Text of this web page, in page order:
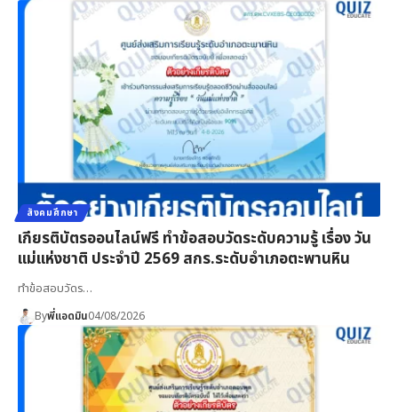
สังคมศึกษา
เกียรติบัตรออนไลน์ฟรี ทำข้อสอบวัดระดับความรู้ เรื่อง วัน
แม่แห่งชาติ ประจำปี 2569 สกร.ระดับอำเภอตะพานหิน
ทำข้อสอบวัดร…
Byพี่แอดมิน04/08/2026